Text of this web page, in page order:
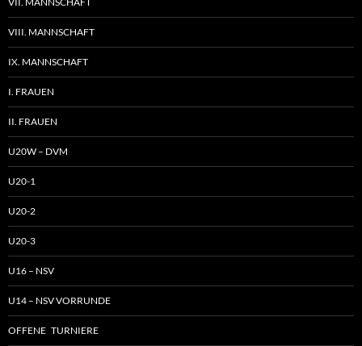
VIII. MANNSCHAFT
IX. MANNSCHAFT
I. FRAUEN
II. FRAUEN
U20W – DVM
U20-1
U20-2
U20-3
U16 – NSV
U14 – NSV VORRUNDE
OFFENE TURNIERE